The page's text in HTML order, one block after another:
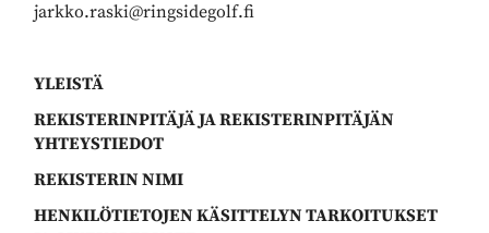
jarkko.raski@ringsidegolf.fi
YLEISTÄ
REKISTERINPITÄJÄ JA REKISTERINPITÄJÄN
YHTEYSTIEDOT
REKISTERIN NIMI
HENKILÖTIETOJEN KÄSITTELYN TARKOITUKSET